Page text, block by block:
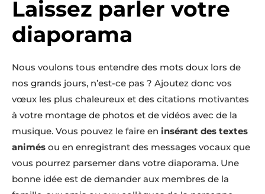
Laissez parler votre
diaporama
Nous voulons tous entendre des mots doux lors de
nos grands jours, n’est-ce pas ? Ajoutez donc vos
vœux les plus chaleureux et des citations motivantes
à votre montage de photos et de vidéos avec de la
musique. Vous pouvez le faire en insérant des textes
animés ou en enregistrant des messages vocaux que
vous pourrez parsemer dans votre diaporama. Une
bonne idée est de demander aux membres de la